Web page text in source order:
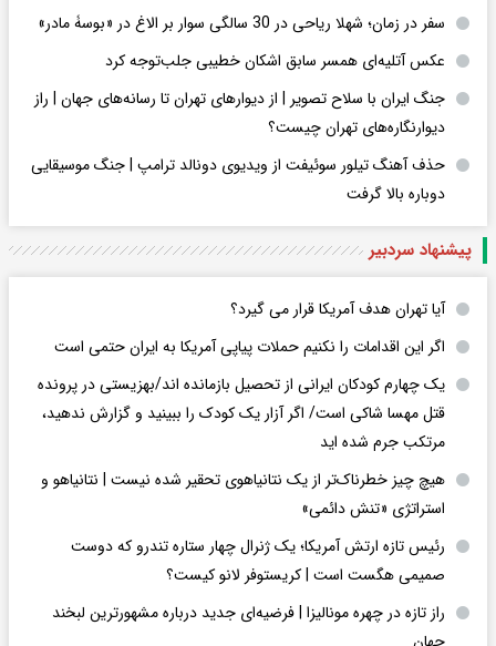
سفر در زمان؛ شهلا ریاحی در 30 سالگی سوار بر الاغ در «بوسۀ مادر»
عکس‌ آتلیه‌ای همسر سابق اشکان خطیبی جلب‌توجه کرد
جنگ ایران با سلاح تصویر | از دیوارهای تهران تا رسانه‌های جهان | راز
دیوارنگاره‌های تهران چیست؟
حذف آهنگ تیلور سوئیفت از ویدیوی دونالد ترامپ | جنگ موسیقایی
دوباره بالا گرفت
پیشنهاد سردبیر
آیا تهران هدف آمریکا قرار می گیرد؟
اگر این اقدامات را نکنیم حملات پیاپی آمریکا به ایران حتمی است
یک چهارم کودکان ایرانی از تحصیل بازمانده اند/بهزیستی در پرونده
قتل مهسا شاکی است/ اگر آزار یک کودک را ببینید و گزارش ندهید،
مرتکب جرم شده اید
هیچ چیز خطرناک‌تر از یک نتانیاهوی تحقیر شده نیست | نتانیاهو و
استراتژی «تنش دائمی»
رئیس تازه ارتش آمریکا؛ یک ژنرال چهار ستاره تندرو که دوست
صمیمی هگست است | کریستوفر لانو کیست؟
راز تازه در چهره مونالیزا | فرضیه‌ای جدید درباره مشهورترین لبخند